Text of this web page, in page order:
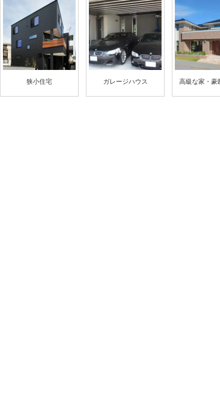
狭小住宅 ガレージハウス 高級な家・豪